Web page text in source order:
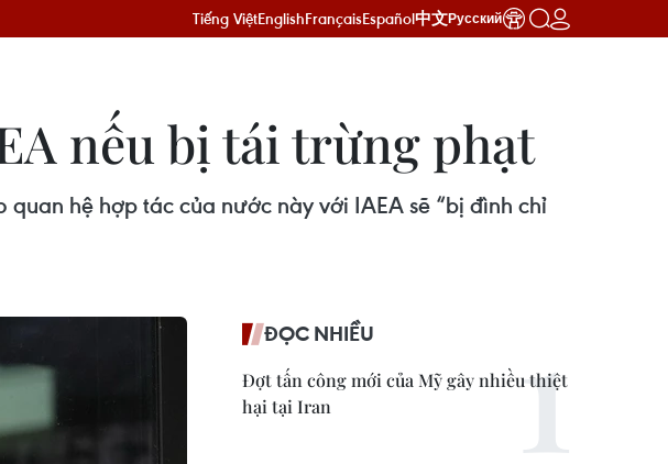
Tiếng ViệtEnglishFrançaisEspañol中文Русский
nếu bị tái trừng phạt
hệ hợp tác của nước này với IAEA sẽ “bị đình chỉ
ĐỌC NHIỀU
Đợt tấn công mới của Mỹ gây nhiều thiệt
hại tại Iran